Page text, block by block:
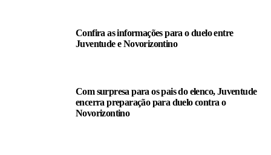
Confira as informações para o duelo entre
Juventude e Novorizontino
Com surpresa para os pais do elenco, Juventude
encerra preparação para duelo contra o
Novorizontino